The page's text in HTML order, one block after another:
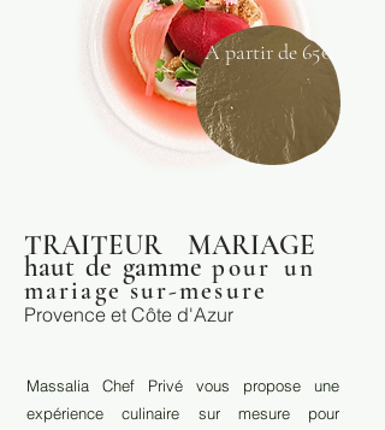
A partir de 65€
TRAITEUR MARIAGE
haut de gammepour un
mariage sur-mesure
Provence et Côte d'Azur
Massalia Chef Privé vous propose une
expérience culinaire sur mesure pour